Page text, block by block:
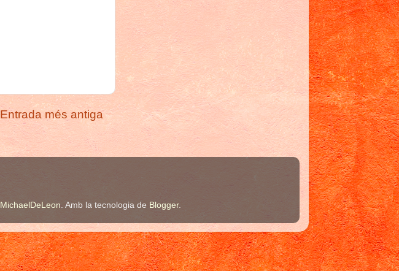
Entrada més antiga
MichaelDeLeon. Amb la tecnologia de Blogger.